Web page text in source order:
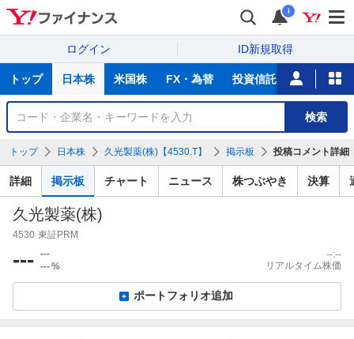
i
ログイン ID新規取得
サ
トップ 日本株 米国株 FX・為替 投資信託 ニュース
銘
検
索
検索
トップ 日本株 久光製薬(株)【4530.T】 掲示板 投稿コメント詳細
詳細 掲示板 チャート ニュース 株つぶやき 決算
久光製薬(株)
4530 東証PRM
--- ---
---%
--:--
リアルタイム株価
ポートフォリオ追加